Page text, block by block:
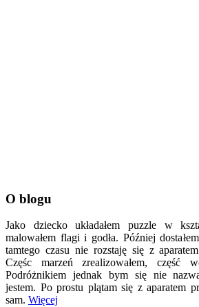
O blogu
Jako dziecko układałem puzzle w
malowałem flagi i godła. Później
tamtego czasu nie rozstaję się z
Częśc marzeń zrealizowałem, część
Podróżnikiem jednak bym się nie
jestem. Po prostu plątam się z aparatem
sam. Więcej